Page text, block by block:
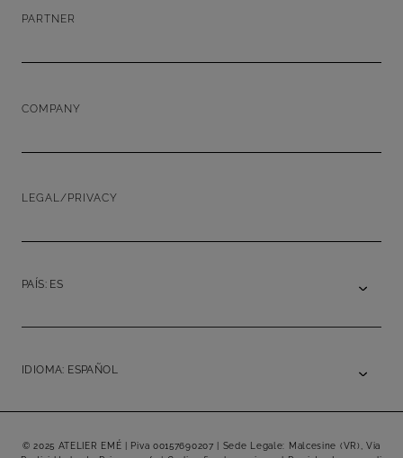
PARTNER
COMPANY
LEGAL/PRIVACY
PAÍS: ES
IDIOMA: ESPAÑOL
© 2025 ATELIER EMÉ | Piva 00157690207 | Sede Legale: Malcesine (VR), Via